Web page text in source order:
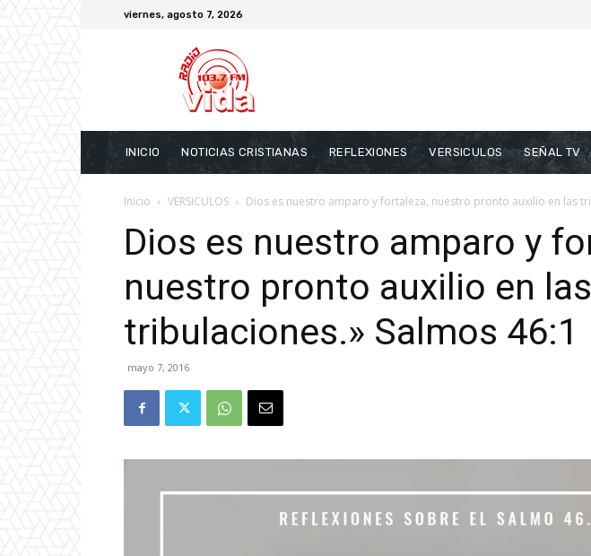
viernes, agosto 7, 2026
INICIO NOTICIAS CRISTIANAS REFLEXIONES VERSICULOS SEÑAL TV
Inicio VERSICULOS Dios es nuestro amparo y fortaleza, nuestro pronto auxilio en las
Dios es nuestro amparo y
nuestro pronto auxilio en las
tribulaciones.» Salmos 46:1
mayo 7, 2016